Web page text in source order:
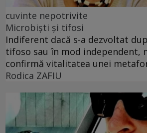
cuvinte nepotrivite
Microbiști și tifosi
Indiferent dacă s-a dezvoltat
tifoso sau în mod independent,
confirmă vitalitatea unei
Rodica ZAFIU